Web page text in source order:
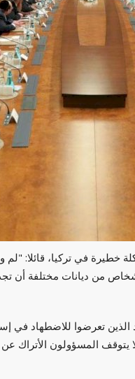
في تركيا، قائلا: "لم
من ديانات مختلفة أن
تعرضوا للاضطهاد في
يتوقف المسؤولون الأتراك
في
فيديو
إرهاب
العربية...